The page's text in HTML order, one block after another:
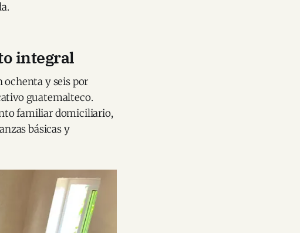
integral
ochenta y seis por
guatemalteco.
familiar domiciliario,
básicas y